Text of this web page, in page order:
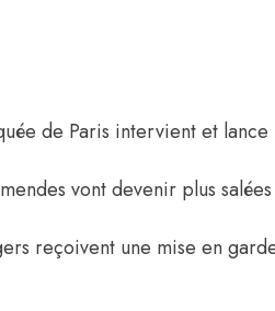
de Paris intervient et
vont devenir plus salées
reçoivent une mise en